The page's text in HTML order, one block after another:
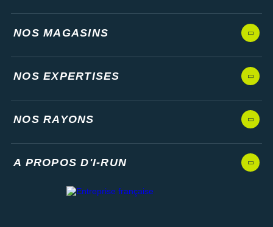
NOS MAGASINS
NOS EXPERTISES
NOS RAYONS
A PROPOS D'I-RUN